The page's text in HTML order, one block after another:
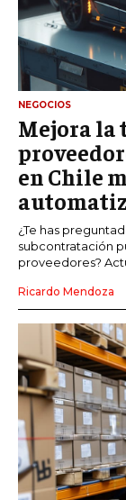
NEGOCIOS
Mejora la
en Chile
¿Te has
subcontratación
proveedores?
Ricardo Mendoza